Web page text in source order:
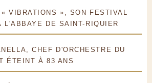
VIBRATIONS », SON FESTIVAL
L'ABBAYE DE SAINT-RIQUIER
CHEF D'ORCHESTRE DU
ÉTEINT À 83 ANS